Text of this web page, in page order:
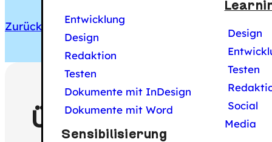
Entwicklung
Design
Redaktion
Testen
Dokumente mit InDesign
Dokumente mit Word
Sensibilisierung
Design
Testen
Social
Media
Zurück zu allen WCAG-Kriterien
ÜBERBLICK